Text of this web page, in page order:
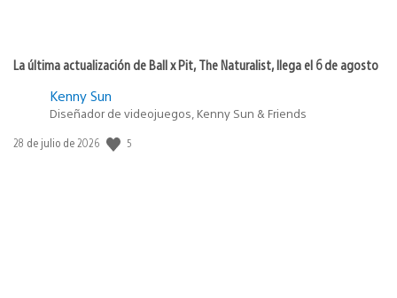
La última actualización de Ball x Pit, The Naturalist, llega el 6 de agosto
Kenny Sun
Diseñador de videojuegos, Kenny Sun & Friends
Fecha
28 de julio de 2026 5